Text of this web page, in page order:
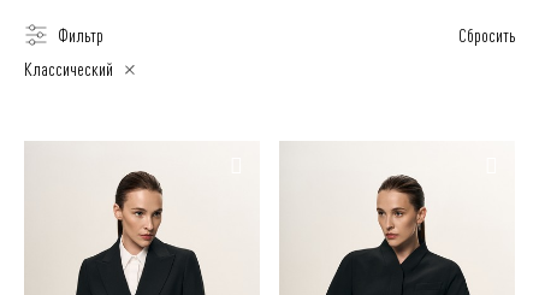
Фильтр
Классический
Сбросить